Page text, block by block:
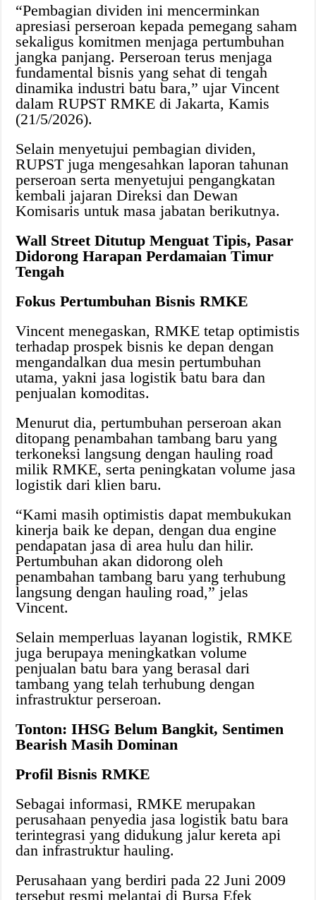
“Pembagian dividen ini mencerminkan
apresiasi perseroan kepada pemegang saham
sekaligus komitmen menjaga pertumbuhan
jangka panjang. Perseroan terus menjaga
fundamental bisnis yang sehat di tengah
dinamika industri batu bara,” ujar Vincent
dalam RUPST RMKE di Jakarta, Kamis
(21/5/2026).
Selain menyetujui pembagian dividen,
RUPST juga mengesahkan laporan tahunan
perseroan serta menyetujui pengangkatan
kembali jajaran Direksi dan Dewan
Komisaris untuk masa jabatan berikutnya.
Wall Street Ditutup Menguat Tipis, Pasar
Didorong Harapan Perdamaian Timur
Tengah
Fokus Pertumbuhan Bisnis RMKE
Vincent menegaskan, RMKE tetap optimistis
terhadap prospek bisnis ke depan dengan
mengandalkan dua mesin pertumbuhan
utama, yakni jasa logistik batu bara dan
penjualan komoditas.
Menurut dia, pertumbuhan perseroan akan
ditopang penambahan tambang baru yang
terkoneksi langsung dengan hauling road
milik RMKE, serta peningkatan volume jasa
logistik dari klien baru.
“Kami masih optimistis dapat membukukan
kinerja baik ke depan, dengan dua engine
pendapatan jasa di area hulu dan hilir.
Pertumbuhan akan didorong oleh
penambahan tambang baru yang terhubung
langsung dengan hauling road,” jelas
Vincent.
Selain memperluas layanan logistik, RMKE
juga berupaya meningkatkan volume
penjualan batu bara yang berasal dari
tambang yang telah terhubung dengan
infrastruktur perseroan.
Tonton: IHSG Belum Bangkit, Sentimen
Bearish Masih Dominan
Profil Bisnis RMKE
Sebagai informasi, RMKE merupakan
perusahaan penyedia jasa logistik batu bara
terintegrasi yang didukung jalur kereta api
dan infrastruktur hauling.
Perusahaan yang berdiri pada 22 Juni 2009
tersebut resmi melantai di Bursa Efek